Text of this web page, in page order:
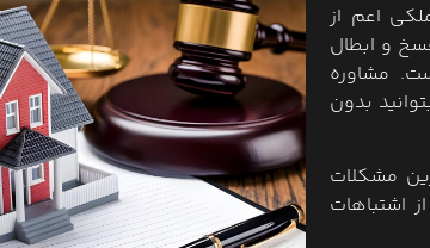
اعم از
و ابطال
مشاوره
بدون
مشکلات
اشتباهات